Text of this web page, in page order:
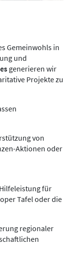
Gemeinwohls in
und
generieren wir
Projekte zu
von
Aktionen oder
für
Tafel oder die
regionaler